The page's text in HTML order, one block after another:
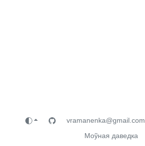
vramanenka@gmail.com
Моўная даведка